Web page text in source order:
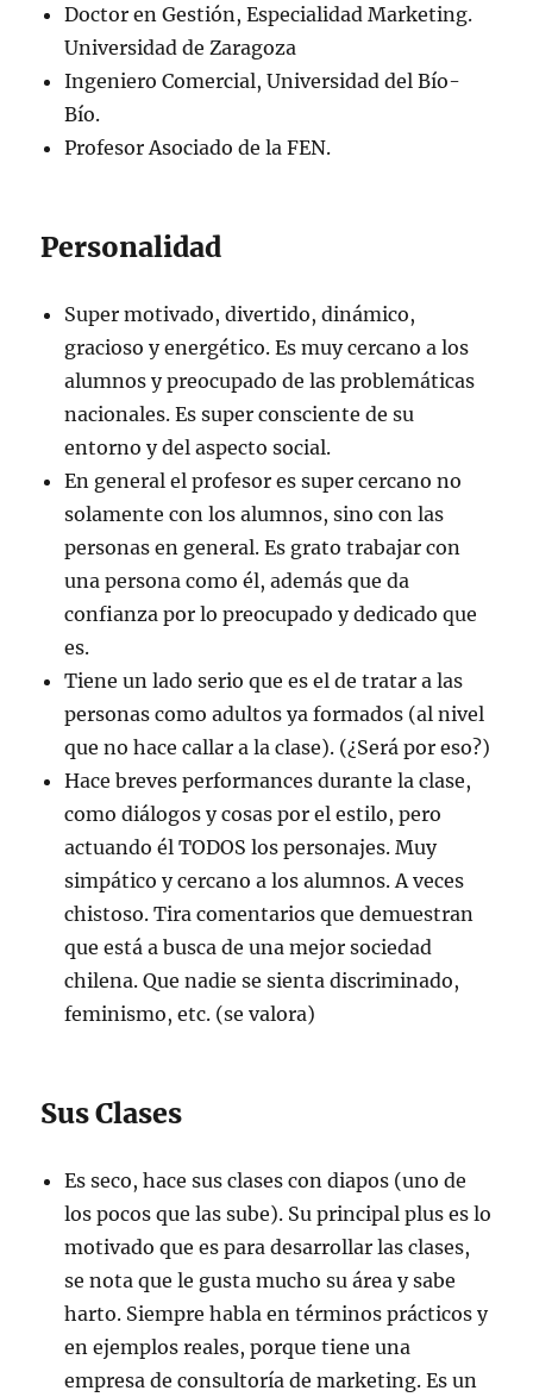
Doctor en Gestión, Especialidad Marketing.
Universidad de Zaragoza
Ingeniero Comercial, Universidad del Bío-
Bío.
Profesor Asociado de la FEN.
Personalidad
Super motivado, divertido, dinámico,
gracioso y energético. Es muy cercano a los
alumnos y preocupado de las problemáticas
nacionales. Es super consciente de su
entorno y del aspecto social.
En general el profesor es super cercano no
solamente con los alumnos, sino con las
personas en general. Es grato trabajar con
una persona como él, además que da
confianza por lo preocupado y dedicado que
es.
Tiene un lado serio que es el de tratar a las
personas como adultos ya formados (al nivel
que no hace callar a la clase). (¿Será por eso?)
Hace breves performances durante la clase,
como diálogos y cosas por el estilo, pero
actuando él TODOS los personajes. Muy
simpático y cercano a los alumnos. A veces
chistoso. Tira comentarios que demuestran
que está a busca de una mejor sociedad
chilena. Que nadie se sienta discriminado,
feminismo, etc. (se valora)
Sus Clases
Es seco, hace sus clases con diapos (uno de
los pocos que las sube). Su principal plus es lo
motivado que es para desarrollar las clases,
se nota que le gusta mucho su área y sabe
harto. Siempre habla en términos prácticos y
en ejemplos reales, porque tiene una
empresa de consultoría de marketing. Es un